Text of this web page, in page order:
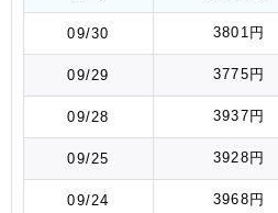
09/30 3801円
09/29 3775円
09/28 3937円
09/25 3928円
09/24 3968円